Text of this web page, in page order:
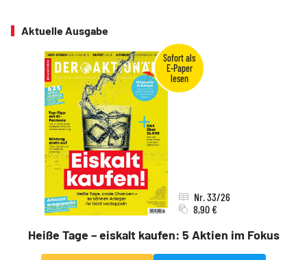
Aktuelle Ausgabe
Heiße Tage – eiskalt kaufen: 5 Aktien im Fokus
Nr. 33/26
8,90 €